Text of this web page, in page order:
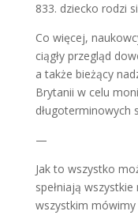
833. dziecko rodzi
Co więcej,
ciągły przegląd
a także bieżący
Brytanii w celu
długoterminowych
—
Jak to wszystko
spełniają
wszystkim